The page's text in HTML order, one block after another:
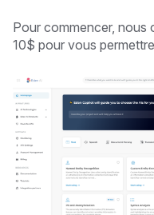
Pour commencer, nous
10$ pour vous